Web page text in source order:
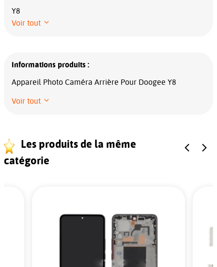
Y8
Voir tout
Informations produits :
Appareil Photo Caméra Arrière Pour Doogee Y8
Voir tout
Les produits de la même
catégorie